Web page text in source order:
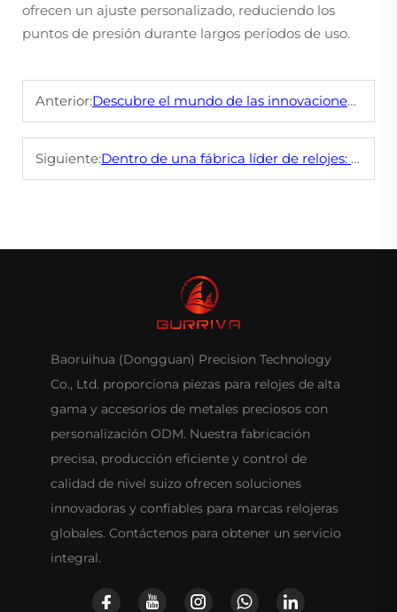
ofrecen un ajuste personalizado, reduciendo los
puntos de presión durante largos períodos de uso.
Anterior:Descubre el mundo de las innovaciones en relojes ODM
Siguiente:Dentro de una fábrica líder de relojes: Una guía turística
Baoruihua (Dongguan) Precision Technology
Co., Ltd. proporciona piezas para relojes de alta
gama y accesorios de metales preciosos con
personalización ODM. Nuestra fabricación
precisa, producción eficiente y control de
calidad de nivel suizo ofrecen soluciones
innovadoras y confiables para marcas relojeras
globales. Contáctenos para obtener un servicio
integral.